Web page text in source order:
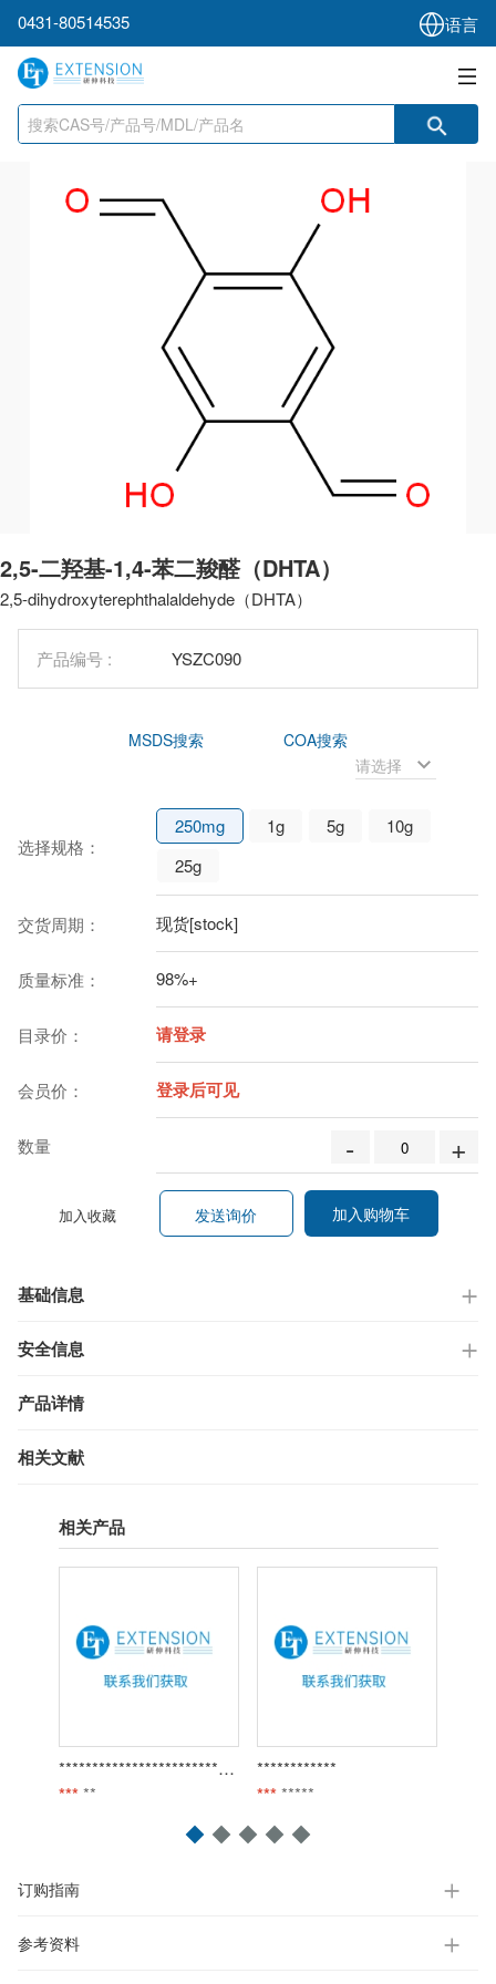
0431-80514535 语言
2,5-二羟基-1,4-苯二羧醛（DHTA）
2,5-dihydroxyterephthalaldehyde（DHTA）
产品编号 : YSZC090
MSDS搜索 COA搜索
选择规格：
250mg 1g 5g
10g
25g
交货周期： 现货[stock]
质量标准： 98%+
目录价： 请登录
会员价： 登录后可见
数量 - +
加入收藏 加入购物车
发送询价
基础信息
安全信息
产品详情
相关文献
相关产品
*******************************
*** **
************
*** *****
订购指南
参考资料